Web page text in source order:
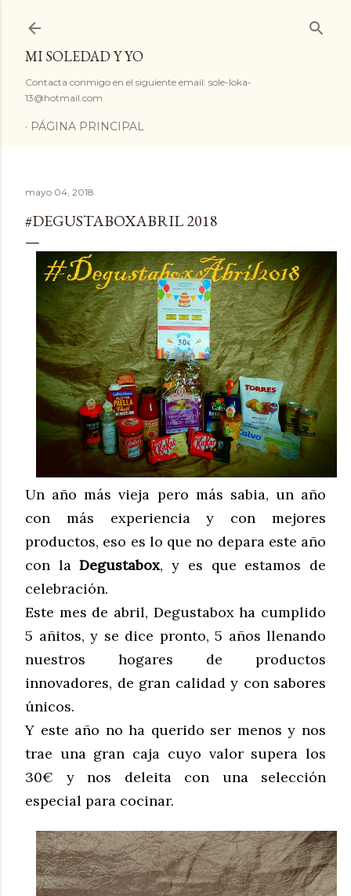
MI SOLEDAD Y YO
Contacta conmigo en el siguiente email: sole-loka-
13@hotmail.com
PÁGINA PRINCIPAL
mayo 04, 2018
#DEGUSTABOXABRIL 2018
Un año más vieja pero más sabia, un año
con más experiencia y con mejores
productos, eso es lo que no depara este año
con laDegustabox, y es que estamos de
celebración.
Este mes de abril, Degustabox ha cumplido
5 añitos, y se dice pronto, 5 años llenando
nuestros hogares de productos
innovadores, de gran calidad y con sabores
únicos.
Y este año no ha querido ser menos y nos
trae una gran caja cuyo valor supera los
30€ y nos deleita con una selección
especial para cocinar.